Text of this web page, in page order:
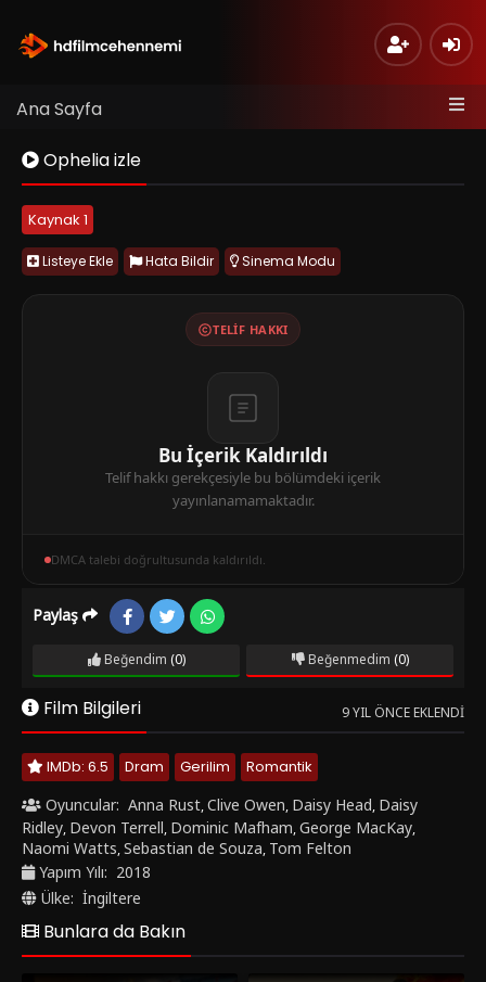
Ana Sayfa
Ophelia izle
Kaynak 1
Listeye Ekle Hata Bildir Sinema Modu
TELIF HAKKI
Bu İçerik Kaldırıldı
Telif hakkı gerekçesiyle bu bölümdeki içerik
yayınlanamamaktadır.
DMCA talebi doğrultusunda kaldırıldı.
Paylaş
Beğendim (0) Beğenmedim (0)
Film Bilgileri 9 YIL ÖNCE EKLENDI
IMDb: 6.5 Dram Gerilim
Romantik
Oyuncular: Anna Rust,Clive Owen, Daisy Head, Daisy
Ridley, Devon Terrell, Dominic Mafham,George MacKay,
Naomi Watts,Sebastian de Souza, Tom Felton
Yapım Yılı: 2018
Ülke: İngiltere
Bunlara da Bakın